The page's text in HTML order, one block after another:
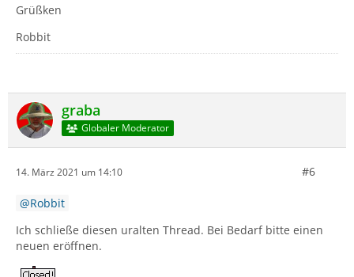
Grüßken
Robbit
graba
Globaler Moderator
14. März 2021 um 14:10 #6
Robbit
Ich schließe diesen uralten Thread. Bei Bedarf bitte einen
neuen eröffnen.